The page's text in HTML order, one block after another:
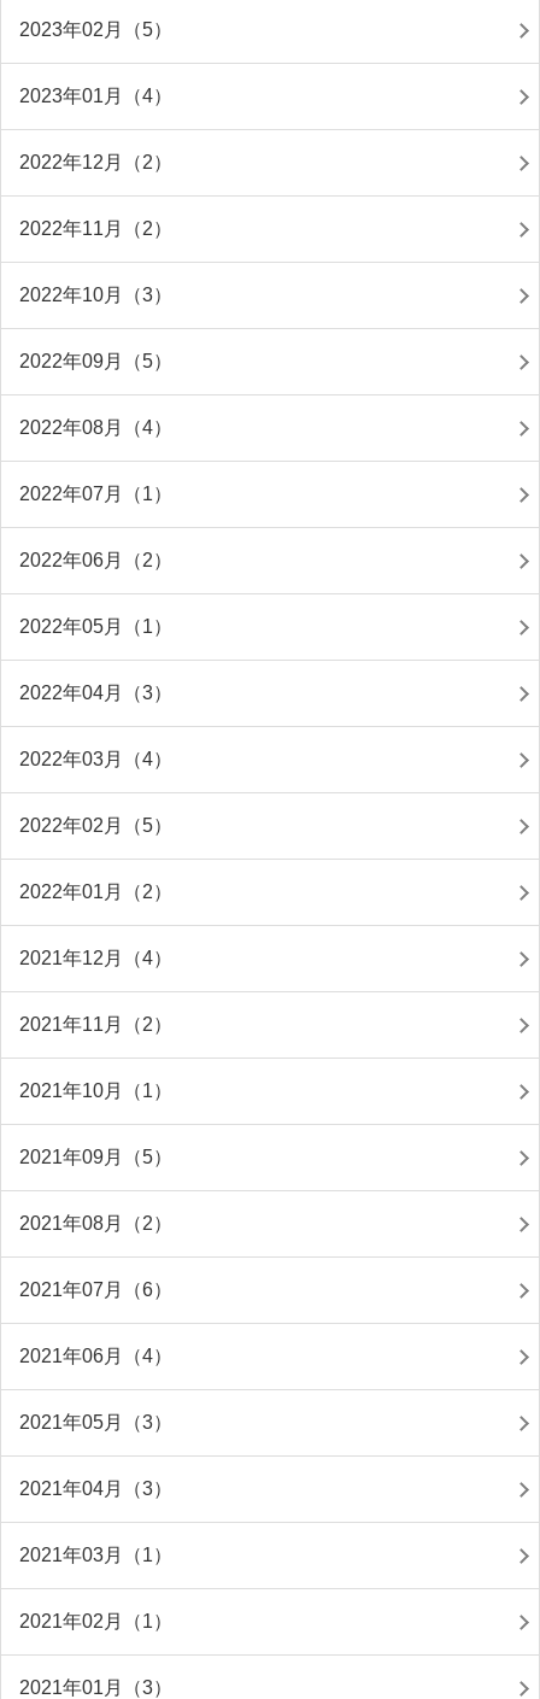
2023年02月（5）
2023年01月（4）
2022年12月（2）
2022年11月（2）
2022年10月（3）
2022年09月（5）
2022年08月（4）
2022年07月（1）
2022年06月（2）
2022年05月（1）
2022年04月（3）
2022年03月（4）
2022年02月（5）
2022年01月（2）
2021年12月（4）
2021年11月（2）
2021年10月（1）
2021年09月（5）
2021年08月（2）
2021年07月（6）
2021年06月（4）
2021年05月（3）
2021年04月（3）
2021年03月（1）
2021年02月（1）
2021年01月（3）